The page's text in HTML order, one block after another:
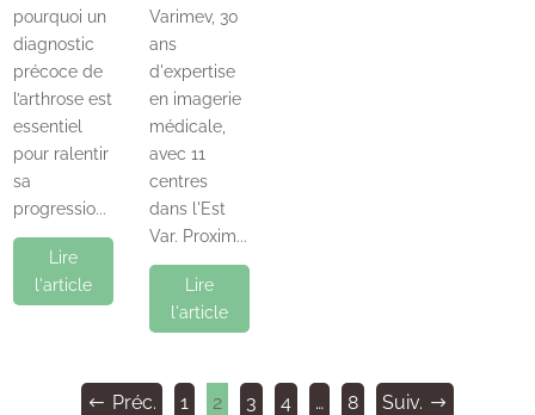
pourquoi un
diagnostic
précoce de
l’arthrose est
essentiel
pour ralentir
sa
progressio...
Lire
l'article
Varimev, 30
ans
d'expertise
en imagerie
médicale,
avec 11
centres
dans l'Est
Var. Proxim...
Lire
l'article
Préc. 1 2 3 4 … 8 Suiv.